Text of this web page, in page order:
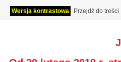
Wersja kontrastowa Przejdź do treści